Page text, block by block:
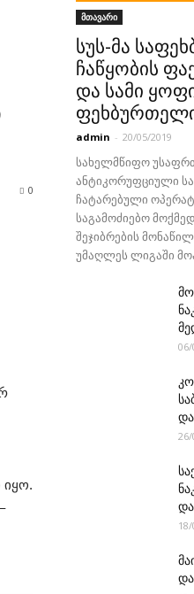
0
იყო.
მთავარი
სუს-მა
ჩაწყობის
და სამი
admin - 20/05/2019
სახელმწიფო
ანტიკორუფციული
ჩატარებული
საგამოძიებო
შეჯიბრების
უმაღლეს ლიგაში
06/
26/